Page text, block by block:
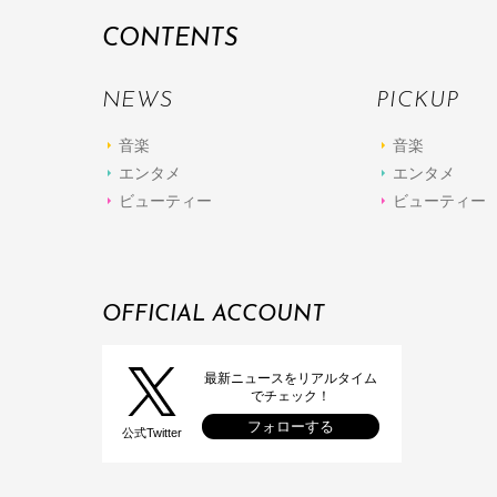
CONTENTS
NEWS
音楽
エンタメ
ビューティー
PICKUP
音楽
エンタメ
ビューティー
OFFICIAL ACCOUNT
公式Twitter
最新ニュースをリアルタイム
でチェック！
フォローする